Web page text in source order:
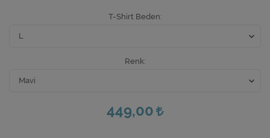
T-Shirt Beden
Renk
449,00